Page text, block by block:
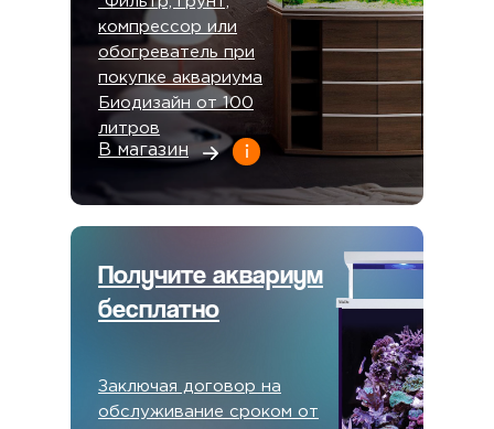
Получите аквариум
бесплатно
Заключая договор на
обслуживание сроком от
В магазин
компрессор или
обогреватель при
покупке аквариума
Биодизайн от 100
литров